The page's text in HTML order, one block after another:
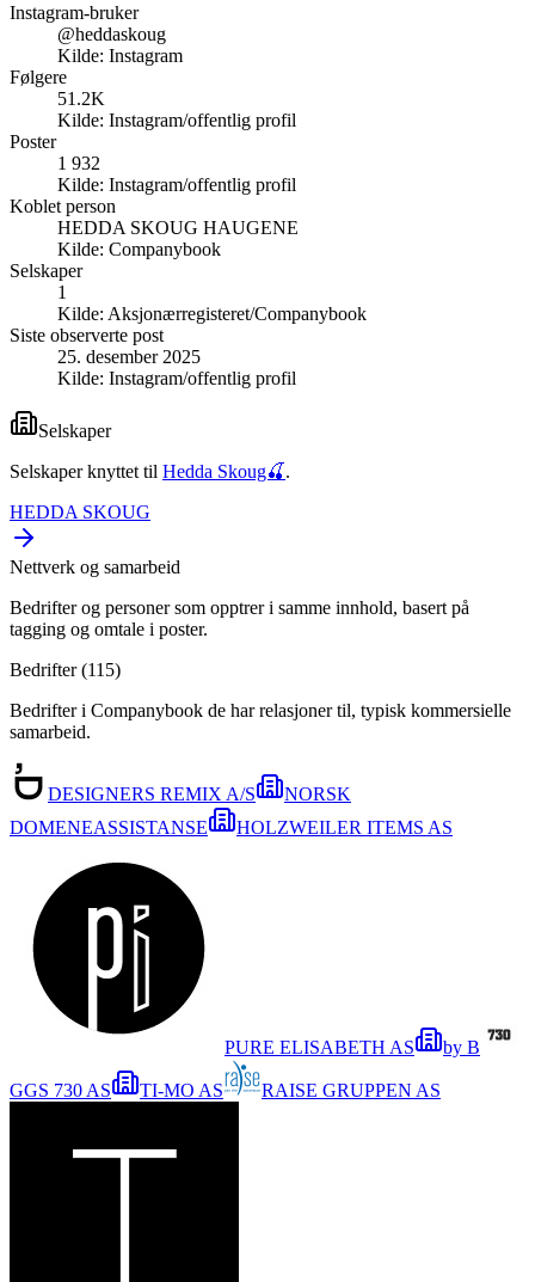
Instagram-bruker
@heddaskoug
Kilde: Instagram
Følgere
51.2K
Kilde: Instagram/offentlig profil
Poster
1 932
Kilde: Instagram/offentlig profil
Koblet person
HEDDA SKOUG HAUGENE
Kilde: Companybook
Selskaper
1
Kilde: Aksjonærregisteret/Companybook
Siste observerte post
25. desember 2025
Kilde: Instagram/offentlig profil
Selskaper
Selskaper knyttet til Hedda Skoug🍒 .
HEDDA SKOUG
Nettverk og samarbeid
Bedrifter og personer som opptrer i samme innhold, basert på
tagging og omtale i poster.
Bedrifter (115)
Bedrifter i Companybook de har relasjoner til, typisk kommersielle
samarbeid.
DESIGNERS REMIX A/S
NORSK
DOMENEASSISTANSE
HOLZWEILER ITEMS AS
PURE ELISABETH AS by B
GGS 730 AS TI-MO AS RAISE GRUPPEN AS